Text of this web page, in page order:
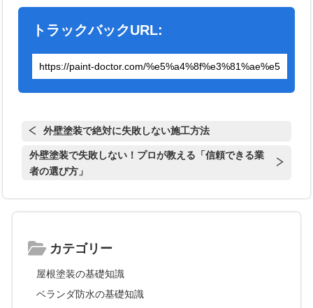
トラックバックURL:
外壁塗装で絶対に失敗しない施工方法
外壁塗装で失敗しない！プロが教える「信頼できる業
者の選び方」
カテゴリー
屋根塗装の基礎知識
ベランダ防水の基礎知識